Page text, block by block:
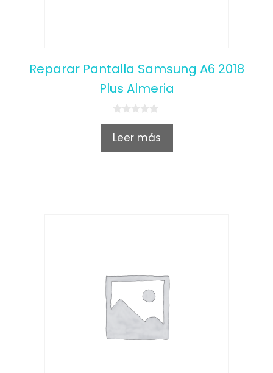
Reparar Pantalla Samsung A6 2018
Plus Almeria
0
u
Leer más